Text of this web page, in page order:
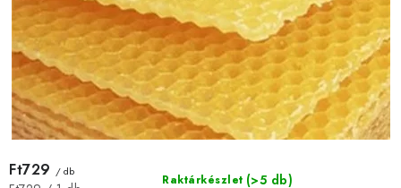
Raktárkészlet (>5 db)
Ft729 / db